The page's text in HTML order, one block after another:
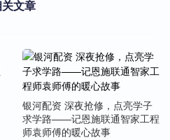
文章
银河配资 深夜抢修，点亮学子
求学路——记恩施联通智家工程
师袁师傅的暖心故事